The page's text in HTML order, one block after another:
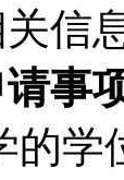
信
事
的学